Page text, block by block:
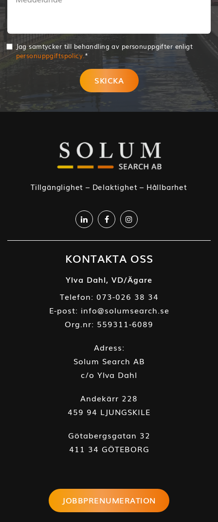
Jag samtycker till behandling av personuppgifter enligt
personuppgiftspolicy.*
SKICKA
Tillgänglighet – Delaktighet – Hållbarhet
KONTAKTA OSS
Ylva Dahl, VD/Ägare
Telefon: 073-026 38 34
E-post: info@solumsearch.se
Org.nr: 559311-6089
Adress:
Solum Search AB
c/o Ylva Dahl
Andekärr 228
459 94 LJUNGSKILE
Götabergsgatan 32
411 34 GÖTEBORG
JOBBPRENUMERATION